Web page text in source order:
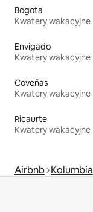
Bogota
Kwatery wakacyjne
Envigado
Kwatery wakacyjne
Coveñas
Kwatery wakacyjne
Ricaurte
Kwatery wakacyjne
Airbnb Kolumbia